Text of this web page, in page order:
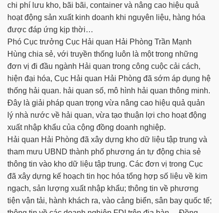
chi phí lưu kho, bãi bãi, container và nâng cao hiệu quả
hoạt động sản xuất kinh doanh khi nguyên liệu, hàng hóa
được đáp ứng kịp thời…
Phó Cục trưởng Cục Hải quan Hải Phòng Trần Mạnh
Hùng chia sẻ, với truyền thống luôn là một trong những
đơn vị đi đầu ngành Hải quan trong công cuộc cải cách,
hiện đại hóa, Cục Hải quan Hải Phòng đã sớm áp dụng hệ
thống hải quan. hải quan số, mô hình hải quan thông minh.
Đây là giải pháp quan trọng vừa nâng cao hiệu quả quản
lý nhà nước về hải quan, vừa tạo thuận lợi cho hoạt động
xuất nhập khẩu của cộng đồng doanh nghiệp.
Hải quan Hải Phòng đã xây dựng kho dữ liệu tập trung và
tham mưu UBND thành phố phương án tự động chia sẻ
thông tin vào kho dữ liệu tập trung. Các đơn vị trong Cục
đã xây dựng kế hoạch tin học hóa tổng hợp số liệu về kim
ngạch, sản lượng xuất nhập khẩu; thông tin về phương
tiện vận tải, hành khách ra, vào cảng biển, sân bay quốc tế;